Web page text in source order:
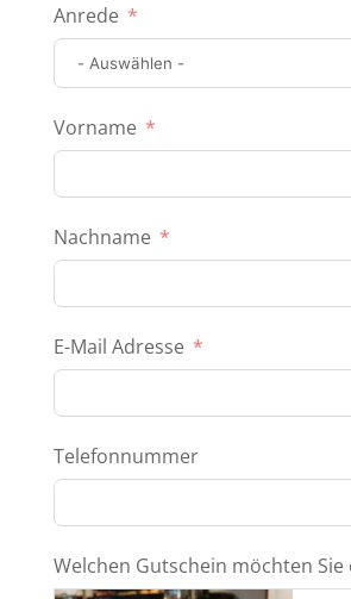
Anrede
Vorname
Nachname
E-Mail Adresse
Telefonnummer
Welchen Gutschein möchten Sie